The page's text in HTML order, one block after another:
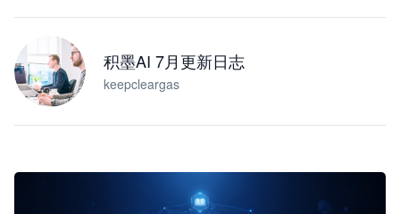
积墨AI 7月更新日志
keepcleargas